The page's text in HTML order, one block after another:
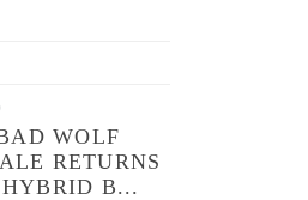
WOLF
RETURNS
B...